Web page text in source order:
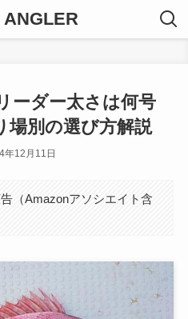
ANGLER
ーダー太さは何号
場別の選び方解説
年12月11日
（Amazonアソシエイト含